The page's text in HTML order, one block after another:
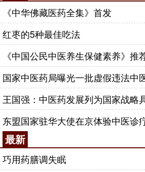
《中华佛藏医药全集》首发
红枣的5种最佳吃法
《中国公民中医养生保健素养》推
国家中医药局曝光一批虚假违法中
王国强：中医药发展列为国家战略
东盟国家驻华大使在京体验中医诊
最新
巧用药膳调失眠